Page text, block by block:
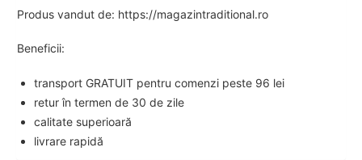
Produs vandut de: https://magazintraditional.ro
Beneficii:
transport GRATUIT pentru comenzi peste 96 lei
retur în termen de 30 de zile
calitate superioară
livrare rapidă